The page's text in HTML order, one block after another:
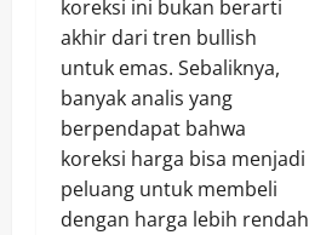
koreksi ini bukan berarti
akhir dari tren bullish
untuk emas. Sebaliknya,
banyak analis yang
berpendapat bahwa
koreksi harga bisa menjadi
peluang untuk membeli
dengan harga lebih rendah